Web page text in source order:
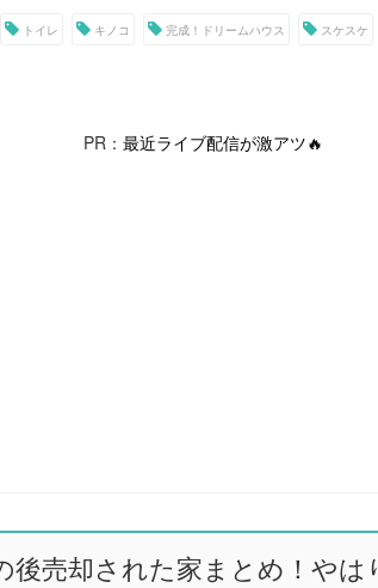
トイレ キノコ 完成！ドリームハウス スケスケ
PR： 最近ライブ配信が激アツ🔥
後売却された家まとめ！やは